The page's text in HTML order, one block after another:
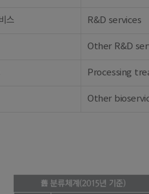
스 R&D services
Other R&D
Processing
Other